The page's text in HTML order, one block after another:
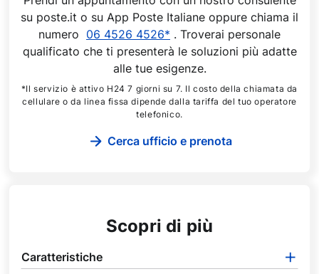
su poste.it o su App Poste Italiane oppure chiama il
numero 06 4526 4526* . Troverai personale
qualificato che ti presenterà le soluzioni più adatte
alle tue esigenze.
*Il servizio è attivo H24 7 giorni su 7. Il costo della chiamata da
cellulare o da linea fissa dipende dalla tariffa del tuo operatore
telefonico.
Cerca ufficio e prenota
Scopri di più
Caratteristiche